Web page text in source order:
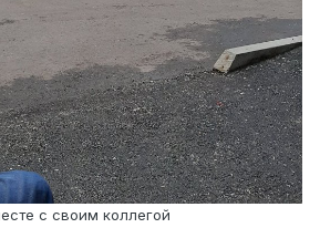
с своим коллегой